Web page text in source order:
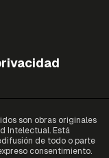
son obras originales
Intelectual. Está
de todo o parte
consentimiento.